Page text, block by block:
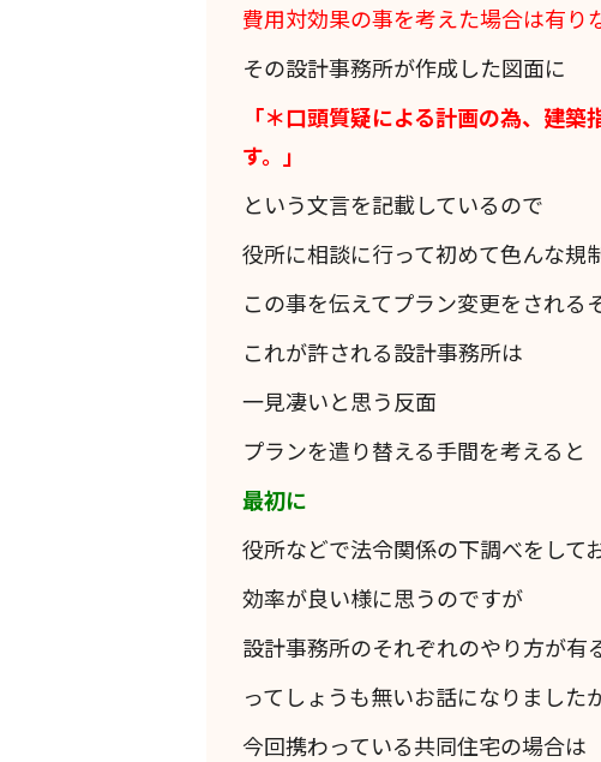
費用対効果の事を考えた場合は有り
その設計事務所が作成した図面に
「＊口頭質疑による計画の為、建
す。」
という文言を記載しているので
役所に相談に行って初めて色んな規
この事を伝えてプラン変更をされる
これが許される設計事務所は
一見凄いと思う反面
プランを遣り替える手間を考えると
最初に
役所などで法令関係の下調べをして
効率が良い様に思うのですが
設計事務所のそれぞれのやり方が有
ってしょうも無いお話になりました
今回携わっている共同住宅の場合は